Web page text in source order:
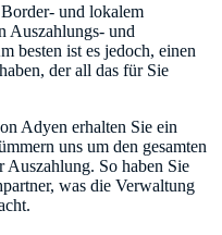
und lokalem
Auszahlungs- und
besten ist es jedoch, einen
der all das für Sie
Adyen erhalten Sie ein
uns um den gesamten
Auszahlung. So haben Sie
was die Verwaltung